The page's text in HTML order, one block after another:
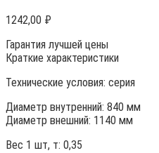
1242,00 ₽
Гарантия лучшей цены
Краткие характеристики
Технические условия: серия
Диаметр внутренний: 840 мм
Диаметр внешний: 1140 мм
Вес 1 шт, т: 0,35